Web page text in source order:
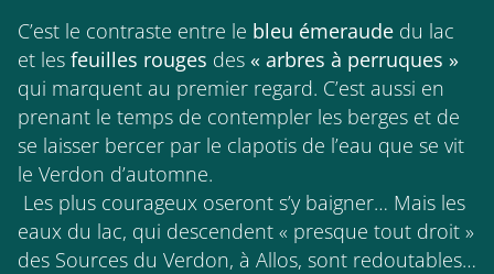
C’est le contraste entre le bleu émeraude du lac
et les feuilles rouges des « arbres à perruques »
qui marquent au premier regard. C’est aussi en
prenant le temps de contempler les berges et de
se laisser bercer par le clapotis de l’eau que se vit
le Verdon d’automne.
Les plus courageux oseront s’y baigner… Mais les
eaux du lac, qui descendent « presque tout droit »
des Sources du Verdon, à Allos, sont redoutables…